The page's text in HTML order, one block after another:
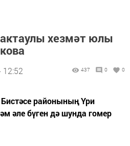
хезмәт юлы
12:52 437 0 0
районының Үри
әле бүген дә шунда гомер